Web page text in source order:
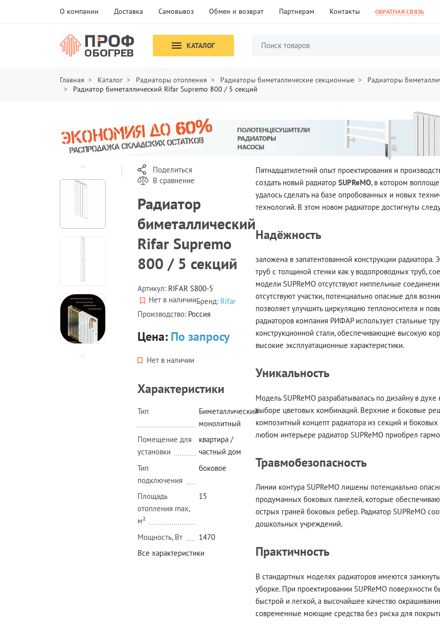
О компании Доставка Самовывоз Обмен и возврат Партнерам Контакты ОБРАТНАЯ СВЯЗЬ
КАТАЛОГ
Главная Каталог Радиаторы отопления Радиаторы биметаллические секционные Радиаторы
Радиатор биметаллический Rifar Supremo 800 / 5 секций
Поделиться
В сравнение
Радиатор
биметаллический
Rifar Supremo
800 / 5 секций
Артикул: RIFAR S800-5
Нет в наличииБренд: Rifar
Производство: Россия
Цена: По запросу
Нет в наличии
Характеристики
Тип
Биметаллический
монолитный
Помещение для
установки
квартира /
частный дом
Тип
подключения
боковое
Площадь
отопления max,
м²
15
Мощность, Вт
1470
Все характеристики
Пятнадцатилетний опыт проектирования и
создать новый радиатор SUPReMO, в котором
удалось сделать на базе опробованных и новых
технологий. В этом новом радиаторе достигнуты
Надёжность
заложена в запатентованной конструкции
труб с толщиной стенки как у водопроводных труб,
модели SUPReMO отсутствуют ниппельные
отсутствуют участки, потенциально опасные для
позволяет улучшить циркуляцию теплоносителя и
радиаторов компания РИФАР использует стальные
конструкционной стали, обеспечивающие высокую
высокие эксплуатационные характеристики.
Уникальность
Модель SUPReMO разрабатывалась по дизайну в
выборе цветовых комбинаций. Верхние и боковые
композитный концепт радиатора из секций и
любом интерьере радиатор SUPReMO приобрел
Травмобезопасность
Линии контура SUPReMO лишены потенциально
продуманных боковых панелей, которые
острых граней боковых ребер. Радиатор SUPReMO
дошкольных учреждений.
Практичность
В стандартных моделях радиаторов имеются
уборке. При проектировании SUPReMO поверхности
быстрой и легкой, а высочайшее качество
современные моющие средства без риска для